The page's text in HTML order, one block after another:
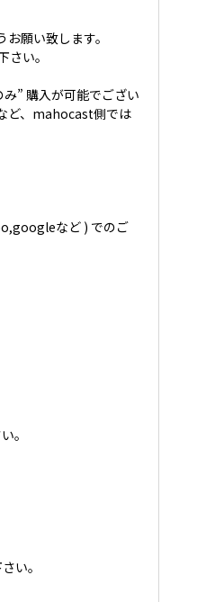
願い致します。
い。
” 購入が可能でござい
ど、mahocast側では
など ) でのご
。
い。